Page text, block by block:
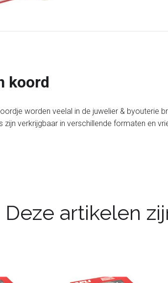
koord
worden veelal in de juwelier &
verkrijgbaar in verschillende formaten en
Deze artikelen